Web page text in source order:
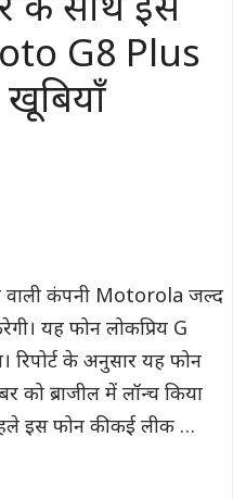
के साथ इस
G8 Plus
खूबियाँ
वाली कंपनी Motorola जल्द
यह फोन लोकप्रिय G
रिपोर्ट के अनुसार यह फोन
ब्राजील में लॉन्च किया
इस फोन की कई लीक …